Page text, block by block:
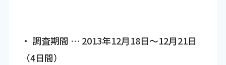
・ 調査期間 … 2013年12月18日～12月21日
（4日間）